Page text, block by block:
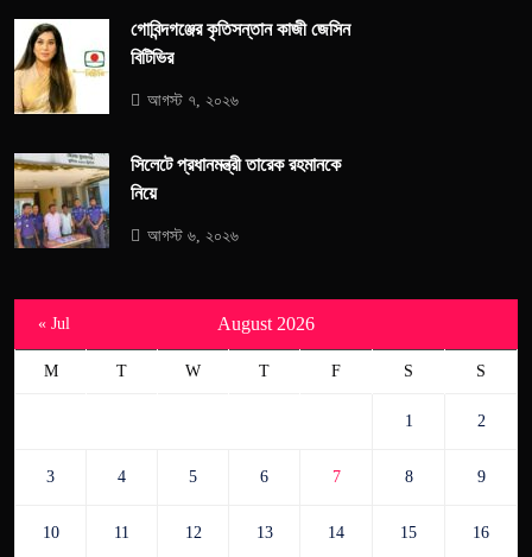
গোবিন্দগঞ্জের কৃতিসন্তান কাজী জেসিন
বিটিভির
আগস্ট ৭, ২০২৬
সিলেটে প্রধানমন্ত্রী তারেক রহমানকে
নিয়ে
আগস্ট ৬, ২০২৬
August 2026
M T W T F S S
1 2
3 4 5 6 7 8 9
10 11 12 13 14 15 16
« Jul